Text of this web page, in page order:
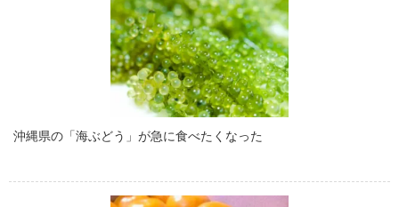
沖縄県の「海ぶどう」が急に食べたくなった